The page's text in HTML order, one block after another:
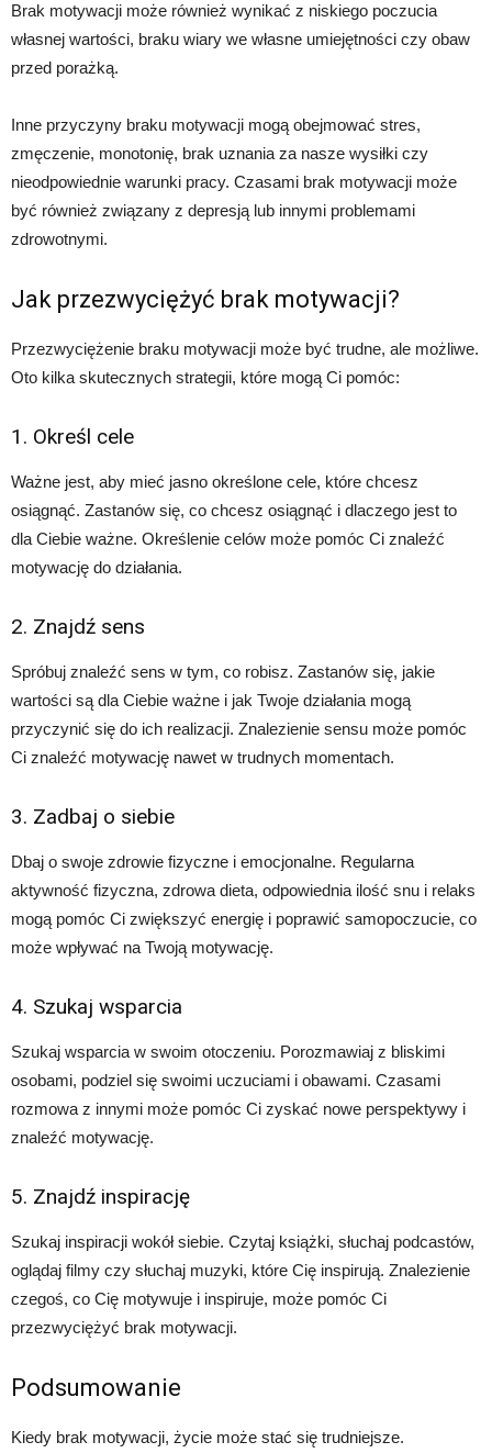
Brak motywacji może również wynikać z niskiego poczucia
własnej wartości, braku wiary we własne umiejętności czy obaw
przed porażką.
Inne przyczyny braku motywacji mogą obejmować stres,
zmęczenie, monotonię, brak uznania za nasze wysiłki czy
nieodpowiednie warunki pracy. Czasami brak motywacji może
być również związany z depresją lub innymi problemami
zdrowotnymi.
Jak przezwyciężyć brak motywacji?
Przezwyciężenie braku motywacji może być trudne, ale możliwe.
Oto kilka skutecznych strategii, które mogą Ci pomóc:
1. Określ cele
Ważne jest, aby mieć jasno określone cele, które chcesz
osiągnąć. Zastanów się, co chcesz osiągnąć i dlaczego jest to
dla Ciebie ważne. Określenie celów może pomóc Ci znaleźć
motywację do działania.
2. Znajdź sens
Spróbuj znaleźć sens w tym, co robisz. Zastanów się, jakie
wartości są dla Ciebie ważne i jak Twoje działania mogą
przyczynić się do ich realizacji. Znalezienie sensu może pomóc
Ci znaleźć motywację nawet w trudnych momentach.
3. Zadbaj o siebie
Dbaj o swoje zdrowie fizyczne i emocjonalne. Regularna
aktywność fizyczna, zdrowa dieta, odpowiednia ilość snu i relaks
mogą pomóc Ci zwiększyć energię i poprawić samopoczucie, co
może wpływać na Twoją motywację.
4. Szukaj wsparcia
Szukaj wsparcia w swoim otoczeniu. Porozmawiaj z bliskimi
osobami, podziel się swoimi uczuciami i obawami. Czasami
rozmowa z innymi może pomóc Ci zyskać nowe perspektywy i
znaleźć motywację.
5. Znajdź inspirację
Szukaj inspiracji wokół siebie. Czytaj książki, słuchaj podcastów,
oglądaj filmy czy słuchaj muzyki, które Cię inspirują. Znalezienie
czegoś, co Cię motywuje i inspiruje, może pomóc Ci
przezwyciężyć brak motywacji.
Podsumowanie
Kiedy brak motywacji, życie może stać się trudniejsze.